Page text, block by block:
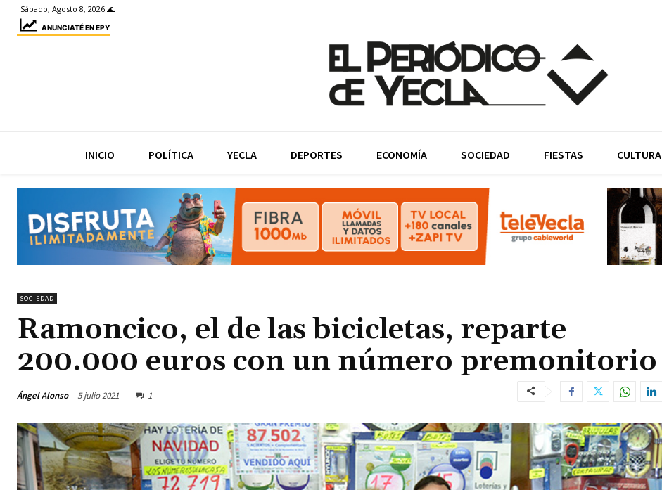
Sábado, Agosto 8, 2026 🌊
ANUNCIATÉ EN EPY
INICIO POLÍTICA YECLA DEPORTES ECONOMÍA SOCIEDAD FIESTAS CULTURA
SOCIEDAD
Ramoncico, el de las bicicletas, reparte
200.000 euros con un número premonitorio
Ángel Alonso 5 julio 2021 1